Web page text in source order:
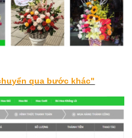
qua bước khác"